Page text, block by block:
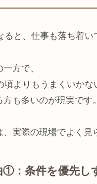
ると、仕事も落ち着い
方で、
頃よりもうまくいかな
方も多いのが現実です。
、実際の現場でよく見
①：条件を優先し